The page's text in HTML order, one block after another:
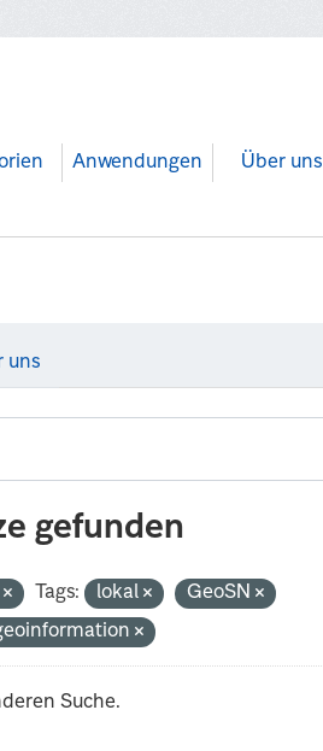
Anwendungen Über uns
uns
gefunden
Tags: lokal
GeoSN
Suche.